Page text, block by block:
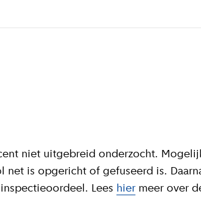
niet uitgebreid onderzocht.
is opgericht of gefuseerd is.
Lees hier meer over